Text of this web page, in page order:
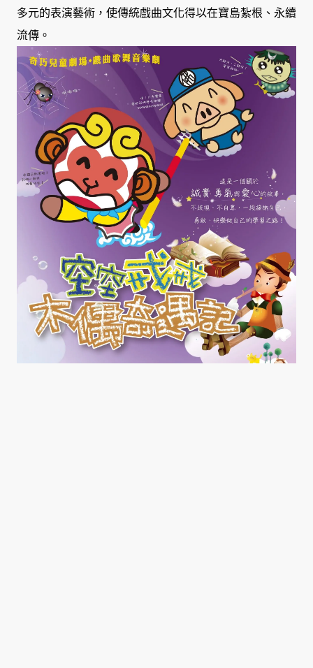
多元的表演藝術，使傳統戲曲文化得以在寶島紮根、永續
流傳。